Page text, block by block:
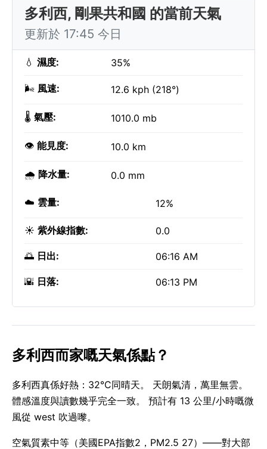
多利西, 剛果共和國 的當前天氣
更新於 17:45 今日
💧 濕度: 35%
🌬️ 風速: 12.6 kph (218°)
🌡️ 氣壓: 1010.0 mb
👁️ 能見度: 10.0 km
🌧️ 降水量: 0.0 mm
☁️ 雲量: 12%
☀️ 紫外線指數: 0.0
🌅 日出: 06:16 AM
🌇 日落: 06:13 PM
多利西而家嘅天氣係點？
多利西真係好熱：32°C同晴天。 天朗氣清，萬里無雲。
體感溫度與讀數幾乎完全一致。 預計有 13 公里/小時嘅微
風從 west 吹過嚟。
空氣質素中等（美國EPA指數2，PM2.5 27）——對大部